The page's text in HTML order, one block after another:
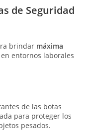
de Seguridad
brindar máxima
en entornos laborales
de las botas
para proteger los
pesados.